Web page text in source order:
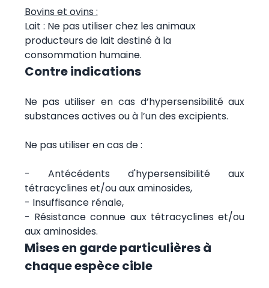
Bovins et ovins :
Lait : Ne pas utiliser chez les animaux
producteurs de lait destiné à la
consommation humaine.
Contre indications
Ne pas utiliser en cas d’hypersensibilité aux
substances actives ou à l’un des excipients.
Ne pas utiliser en cas de :
- Antécédents d'hypersensibilité aux
tétracyclines et/ou aux aminosides,
- Insuffisance rénale,
- Résistance connue aux tétracyclines et/ou
aux aminosides.
Mises en garde particulières à
chaque espèce cible